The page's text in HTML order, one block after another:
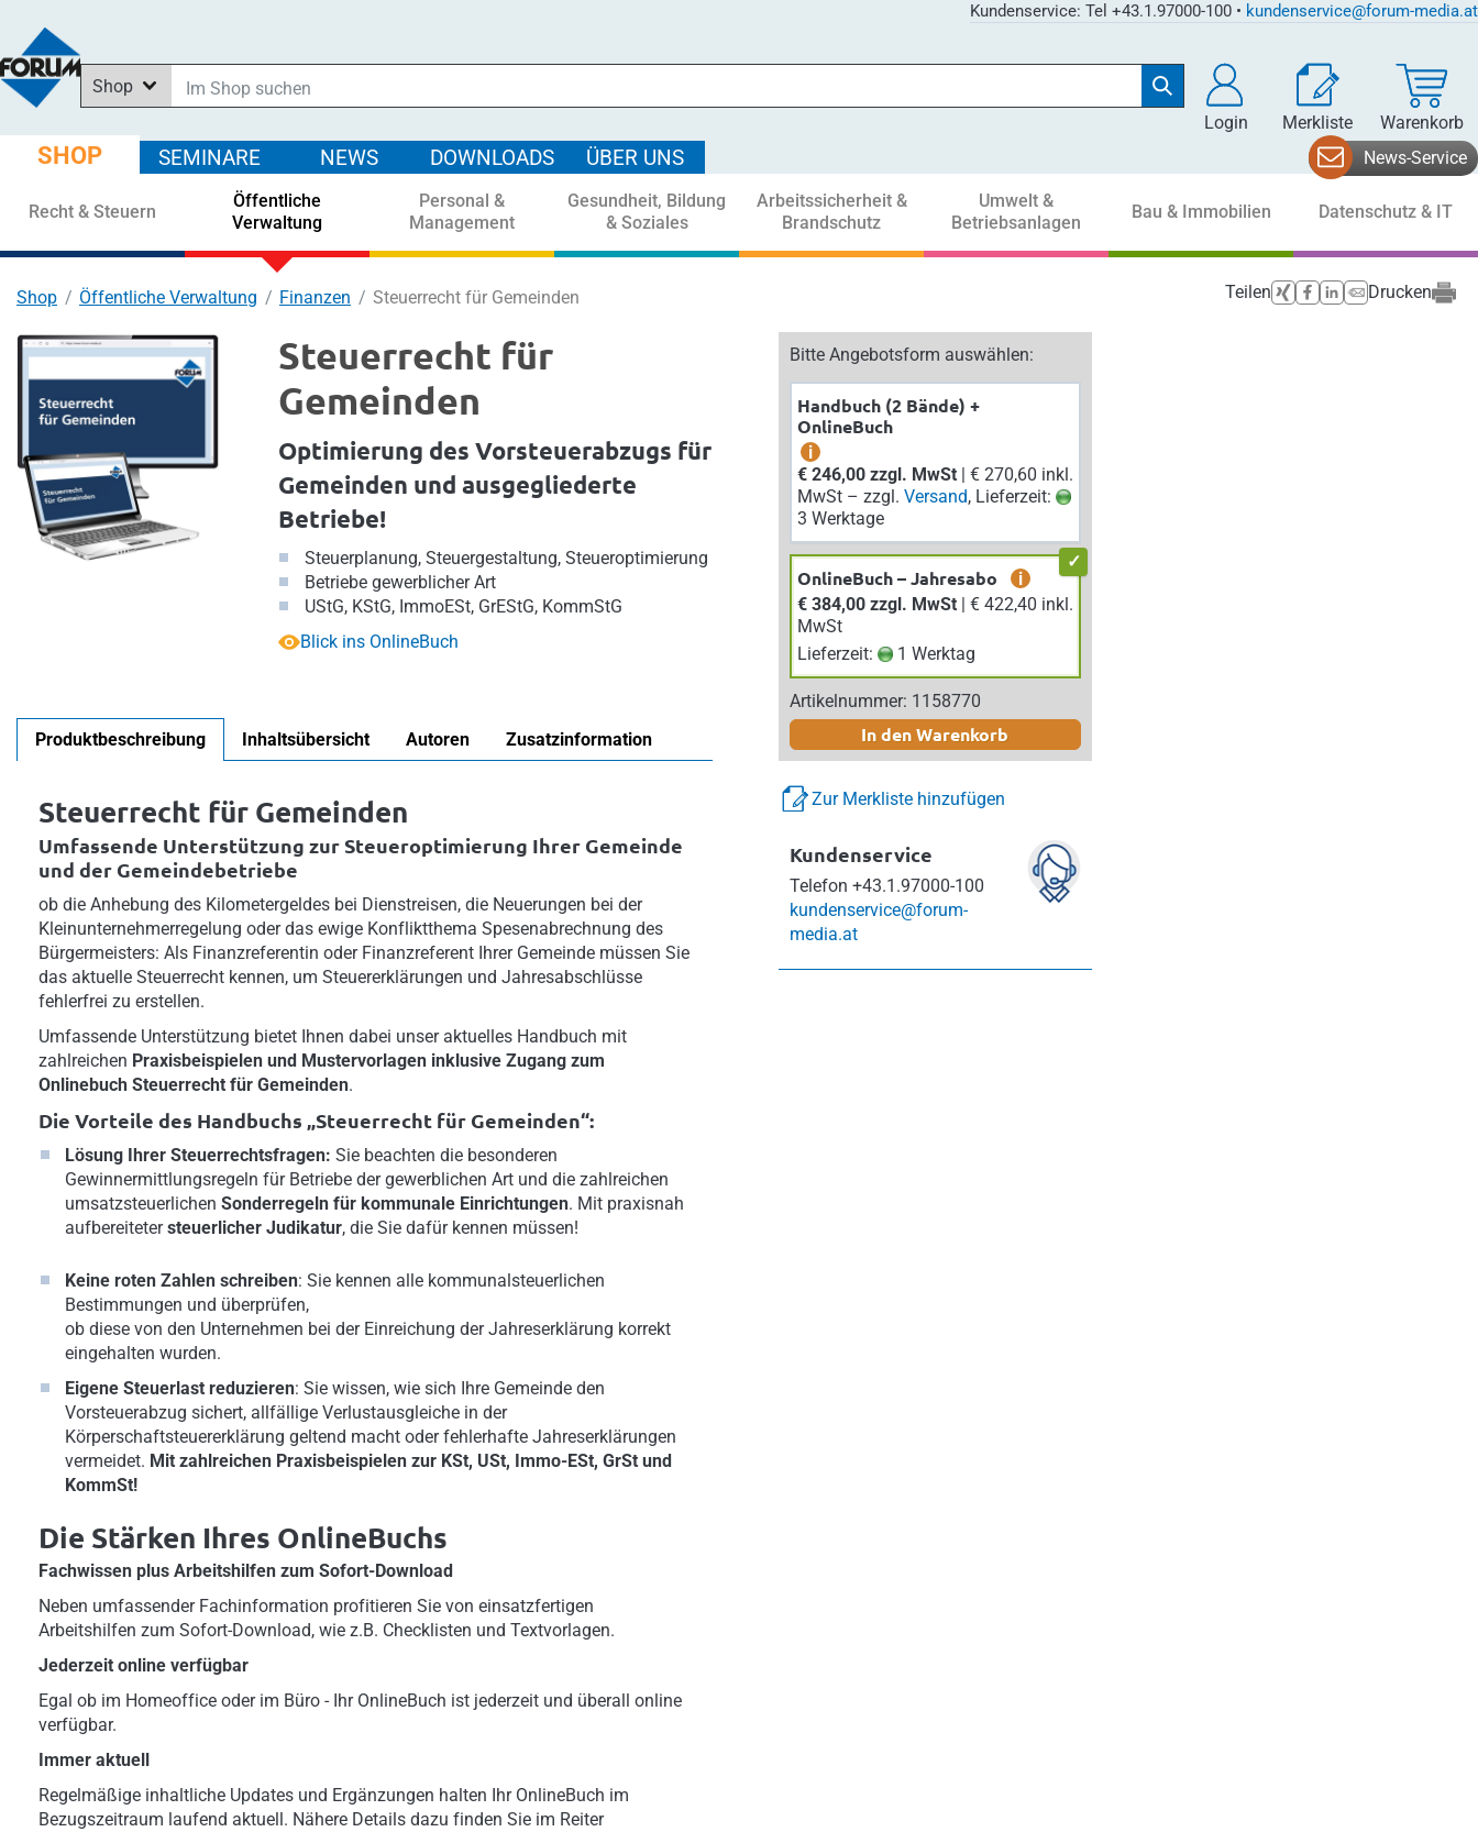
Kundenservice: Tel +43.1.97000-100 • kundenservice@forum-media.at
Shop
In News suchen
In Downloads suchen
In Seminaren suchen
Login Merkliste Warenkorb
SHOP SEMINARE NEWS DOWNLOADS ÜBER UNS News-Service
Recht & Steuern
Öffentliche
Verwaltung
Personal &
Management
Gesundheit, Bildung
& Soziales
Arbeitssicherheit &
Brandschutz
Umwelt &
Betriebsanlagen
Bau & Immobilien Datenschutz & IT
Shop Öffentliche Verwaltung Finanzen Steuerrecht für Gemeinden
Steuerrecht für
Gemeinden
Optimierung des Vorsteuerabzugs für
Gemeinden und ausgegliederte
Betriebe!
Steuerplanung, Steuergestaltung, Steueroptimierung
Betriebe gewerblicher Art
UStG, KStG, ImmoESt, GrEStG, KommStG
Blick ins OnlineBuch
Bitte Angebotsform auswählen:
Handbuch (2 Bände) +
OnlineBuch
i
€ 246,00 zzgl. MwSt| € 270,60 inkl.
MwSt – zzgl. Versand, Lieferzeit:
3 Werktage
OnlineBuch – Jahresabo
i
€ 384,00 zzgl. MwSt| € 422,40 inkl.
MwSt
Lieferzeit:
1 Werktag
Artikelnummer: 1158770
In den Warenkorb
Zur Merkliste hinzufügen
Kundenservice
Telefon +43.1.97000-100
kundenservice@forum-
media.at
Produktbeschreibung Inhaltsübersicht Autoren Zusatzinformation
Steuerrecht für Gemeinden
Umfassende Unterstützung zur Steueroptimierung Ihrer Gemeinde
und der Gemeindebetriebe
ob die Anhebung des Kilometergeldes bei Dienstreisen, die Neuerungen bei der
Kleinunternehmerregelung oder das ewige Konfliktthema Spesenabrechnung des
Bürgermeisters: Als Finanzreferentin oder Finanzreferent Ihrer Gemeinde müssen Sie
das aktuelle Steuerrecht kennen, um Steuererklärungen und Jahresabschlüsse
fehlerfrei zu erstellen.
Umfassende Unterstützung bietet Ihnen dabei unser aktuelles Handbuch mit
zahlreichen Praxisbeispielen und Mustervorlagen inklusive Zugang zum
Onlinebuch Steuerrecht für Gemeinden.
Die Vorteile des Handbuchs „Steuerrecht für Gemeinden“:
Lösung Ihrer Steuerrechtsfragen: Sie beachten die besonderen
Gewinnermittlungsregeln für Betriebe der gewerblichen Art und die zahlreichen
umsatzsteuerlichen Sonderregeln für kommunale Einrichtungen. Mit praxisnah
aufbereitetersteuerlicher Judikatur, die Sie dafür kennen müssen!
Keine roten Zahlen schreiben: Sie kennen alle kommunalsteuerlichen
Bestimmungen und überprüfen,
ob diese von den Unternehmen bei der Einreichung der Jahreserklärung korrekt
eingehalten wurden.
Eigene Steuerlast reduzieren: Sie wissen, wie sich Ihre Gemeinde den
Vorsteuerabzug sichert, allfällige Verlustausgleiche in der
Körperschaftsteuererklärung geltend macht oder fehlerhafte Jahreserklärungen
vermeidet. Mit zahlreichen Praxisbeispielen zur KSt, USt, Immo-ESt, GrSt und
KommSt!
Die Stärken Ihres OnlineBuchs
Fachwissen plus Arbeitshilfen zum Sofort-Download
Neben umfassender Fachinformation profitieren Sie von einsatzfertigen
Arbeitshilfen zum Sofort-Download, wie z.B. Checklisten und Textvorlagen.
Jederzeit online verfügbar
Egal ob im Homeoffice oder im Büro - Ihr OnlineBuch ist jederzeit und überall online
verfügbar.
Immer aktuell
Regelmäßige inhaltliche Updates und Ergänzungen halten Ihr OnlineBuch im
Bezugszeitraum laufend aktuell. Nähere Details dazu finden Sie im Reiter
Teilen Drucken